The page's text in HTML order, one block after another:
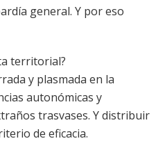
general. Y por eso
territorial?
y plasmada en la
autonómicas y
trasvases. Y distribuir
de eficacia.